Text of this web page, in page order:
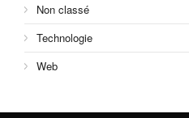
Non classé
Technologie
Web